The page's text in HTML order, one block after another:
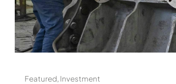
Featured, Investment